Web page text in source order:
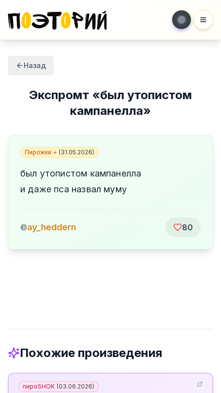
Назад
Экспромт «был утопистом
кампанелла»
Пирожки + (31.05.2026)
был утопистом кампанелла
и даже пса назвал муму
©ay_heddern 80
Похожие произведения
пироSHOK (03.06.2026)